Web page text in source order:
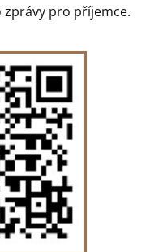
zprávy pro příjemce.